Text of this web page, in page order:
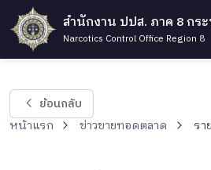
สำนักงาน ปปส. ภาค 8 กร
Narcotics Control Office Region 8
ย้อนกลับ
หน้าแรก ข่าวขายทอดตลาด รา